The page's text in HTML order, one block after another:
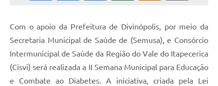
Com o apoio da Prefeitura de Divinópolis, por meio da
Secretaria Municipal de Saúde de (Semusa), e Consórcio
Intermunicipal de Saúde da Região do Vale do Itapecerica
(Cisvi) será realizada a II Semana Municipal para Educação
e Combate ao Diabetes. A iniciativa, criada pela Lei